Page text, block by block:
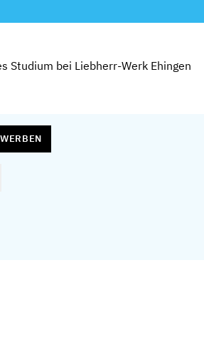
Studium bei Liebherr-Werk Ehingen